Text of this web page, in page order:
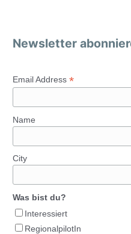
Newsletter
Email Address *
Name
City
Was bist du?
Interessiert
RegionalpilotIn